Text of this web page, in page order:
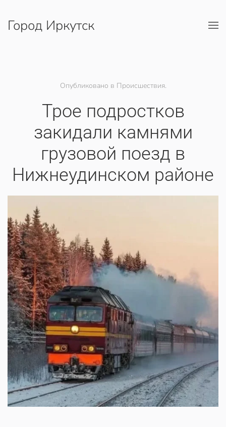
Перейти к содержимому
Город Иркутск
Опубликовано в Происшествия.
Трое подростков
закидали камнями
грузовой поезд в
Нижнеудинском районе